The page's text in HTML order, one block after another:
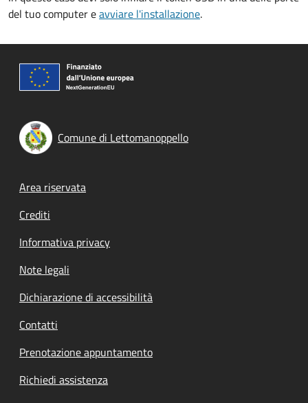
del tuo computer eavviare l'installazione.
Comune di Lettomanoppello
Footer menu
Area riservata
Crediti
Informativa privacy
Note legali
Dichiarazione di accessibilità
Contatti
Prenotazione appuntamento
Richiedi assistenza